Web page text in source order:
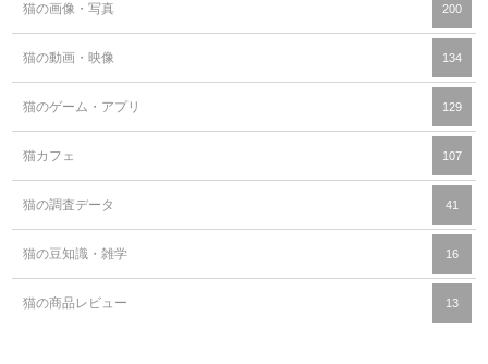
猫の画像・写真 200
猫の動画・映像 134
猫のゲーム・アプリ 129
猫カフェ 107
猫の調査データ 41
猫の豆知識・雑学 16
猫の商品レビュー 13